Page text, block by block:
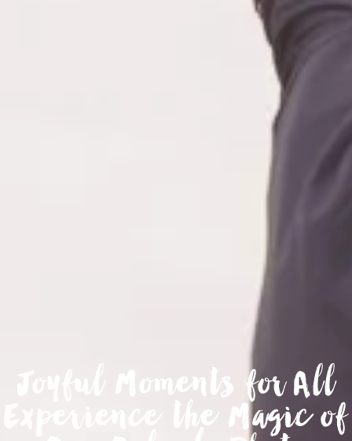
Joyful Moments for All
Experience the Magic of